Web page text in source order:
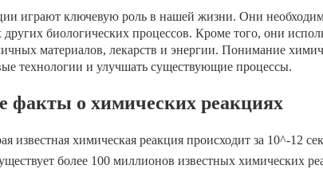
играют ключевую роль в нашей жизни. Они
биологических процессов. Кроме того, они
материалов, лекарств и энергии. Понимание
технологии и улучшать существующие процессы.
факты о химических реакциях
известная химическая реакция происходит за 10^-12
более 100 миллионов известных химических